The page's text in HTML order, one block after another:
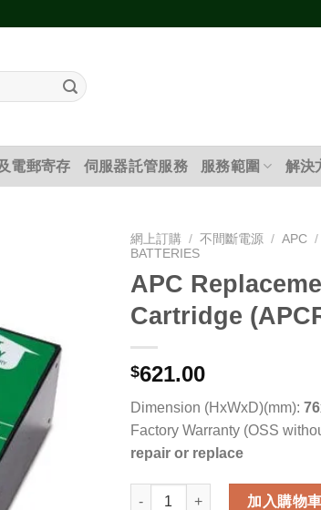
電郵寄存 伺服器託管服務 服務範圍 解決
網上訂購 / 不間斷電源 / APC /
BATTERIES
APC
Cartridge
$621.00
Dimension (HxWxD)(mm):
Factory Warranty (OSS
repair or replace
APC Replacement Battery
加入購物車